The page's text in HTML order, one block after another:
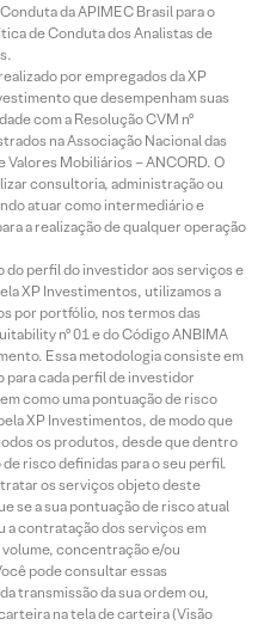
da APIMEC Brasil para o
de Conduta dos Analistas de
por empregados da XP
que desempenham suas
com a Resolução CVM nº
na Associação Nacional das
Mobiliários – ANCORD. O
consultoria, administração ou
atuar como intermediário e
a realização de qualquer operação
do perfil do investidor aos serviços e
XP Investimentos, utilizamos a
por portfólio, nos termos das
nº 01 e do Código ANBIMA
Essa metodologia consiste em
para cada perfil de investidor
como uma pontuação de risco
XP Investimentos, de modo que
os produtos, desde que dentro
risco definidas para o seu perfil.
os serviços objeto deste
se a sua pontuação de risco atual
a contratação dos serviços em
concentração e/ou
pode consultar essas
transmissão da sua ordem ou,
na tela de carteira (Visão